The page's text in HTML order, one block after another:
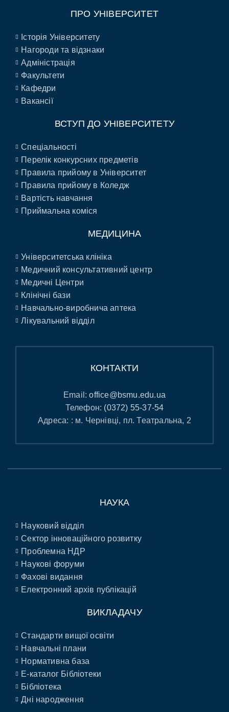
ПРО УНІВЕРСИТЕТ
Історія Університету
Нагороди та відзнаки
Адміністрація
Факультети
Кафедри
Вакансії
ВСТУП ДО УНІВЕРСИТЕТУ
Спеціальності
Перелік конкурсних предметів
Правила прийому в Університет
Правила прийому в Коледж
Вартість навчання
Приймальна коміся
МЕДИЦИНА
Університетська клініка
Медичний консультативний центр
Медичні Центри
Клінічні бази
Навчально-виробнича аптека
Лікувальний відділ
КОНТАКТИ
Email:office@bsmu.edu.ua
Телефон: (0372) 55-37-54
Адреса: : м. Чернівці, пл. Театральна, 2
НАУКА
Науковий відділ
Сектор інноваційного розвитку
Проблемна НДР
Наукові форуми
Фахові видання
Електронний архів публікацій
ВИКЛАДАЧУ
Стандарти вищої освіти
Навчальні плани
Нормативна база
E-каталог Бібліотеки
Бібліотека
Дні народження